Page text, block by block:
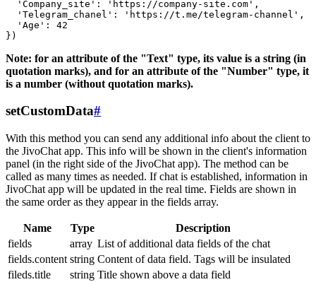
  'Company_site': 'https://company-site.com',
  'Telegram_chanel': 'https://t.me/telegram-channel',
  'Age': 42
Note: for an attribute of the "Text" type, its value is a string (in
quotation marks), and for an attribute of the "Number" type, it
is a number (without quotation marks).
setCustomData#
With this method you can send any additional info about the client to
the JivoChat app. This info will be shown in the client's information
panel (in the right side of the JivoChat app). The method can be
called as many times as needed. If chat is established, information in
JivoChat app will be updated in the real time. Fields are shown in
the same order as they appear in the fields array.
Name Type
Description
fields
array List of additional data fields of the chat
fields.content string Content of data field. Tags will be insulated
fileds.title
string Title shown above a data field